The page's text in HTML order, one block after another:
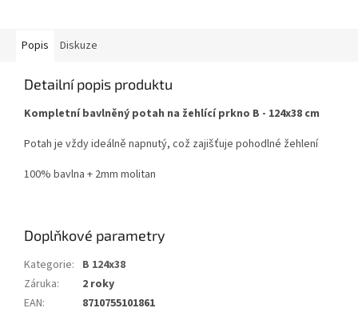
Popis Diskuze
Detailní popis produktu
Kompletní bavlněný potah na žehlící prkno B - 124x38 cm
Potah je vždy ideálně napnutý, což zajišťuje pohodlné žehlení
100% bavlna + 2mm molitan
Doplňkové parametry
Kategorie: B 124x38
Záruka:
2 roky
EAN: 8710755101861